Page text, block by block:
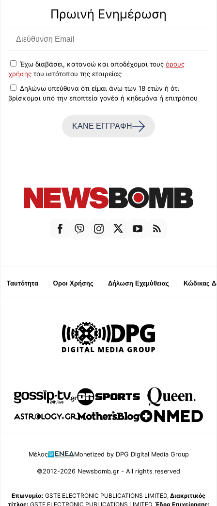
Πρωινή Eνημέρωση
Έχω διαβάσει, κατανοώ και αποδέχομαι τους όρους
χρήσης του ιστότοπου της εταιρείας
Δηλώνω υπεύθυνα ότι είμαι άνω των 18 ετών ή ότι
βρίσκομαι υπό την εποπτεία γονέα ή κηδεμόνα ή επιτρόπου
ΚΑΝΕ ΕΓΓΡΑΦΗ
Ταυτότητα Όροι Χρήσης Δήλωση Εχεμύθειας Κώδικας
Μέλος Monetized by DPG Digital Media Group
©2012-2026 Newsbomb.gr - All rights reserved
Επωνυμία: GSTE ELECTRONIC PUBLICATIONS LIMITED, Διακριτικός
τίτλος: GSTE ELECTRONIC PUBLICATIONS LIMITED, Έδρα Επιχείρησης: